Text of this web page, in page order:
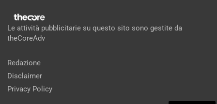
Le attività pubblicitarie su questo sito sono gestite da
theCoreAdv
Redazione
Disclaimer
Privacy Policy